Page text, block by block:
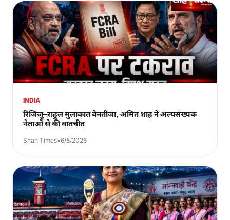
INDIA
रिजिजू–राहुल मुलाकात बेनतीजा, अमित शाह ने अल्पसंख्यक
नेताओं से की बातचीत
Shah Times•6/8/2026